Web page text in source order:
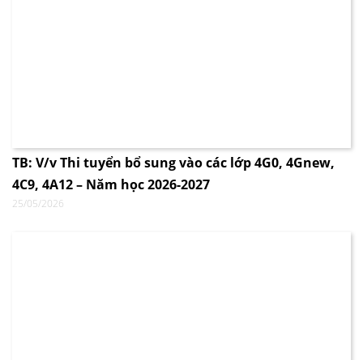
TB: V/v Thi tuyển bổ sung vào các lớp 4G0, 4Gnew,
4C9, 4A12 – Năm học 2026-2027
25/05/2026